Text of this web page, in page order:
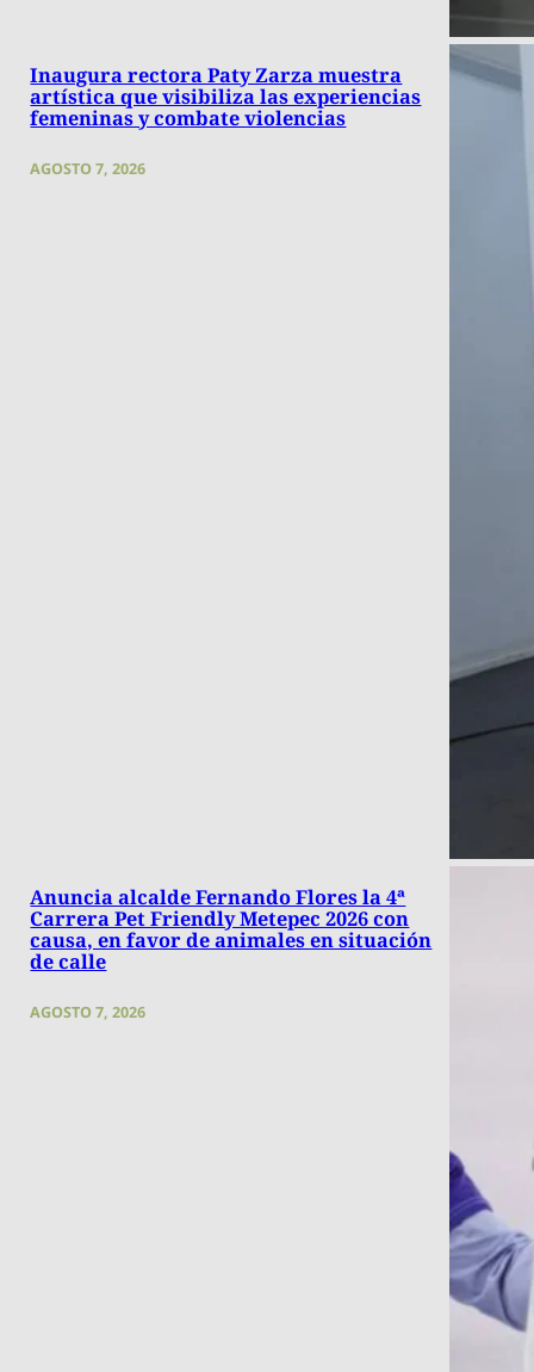
Inaugura rectora Paty Zarza muestra
artística que visibiliza las experiencias
femeninas y combate violencias
AGOSTO 7, 2026
Anuncia alcalde Fernando Flores la 4ª
Carrera Pet Friendly Metepec 2026 con
causa, en favor de animales en situación
de calle
AGOSTO 7, 2026